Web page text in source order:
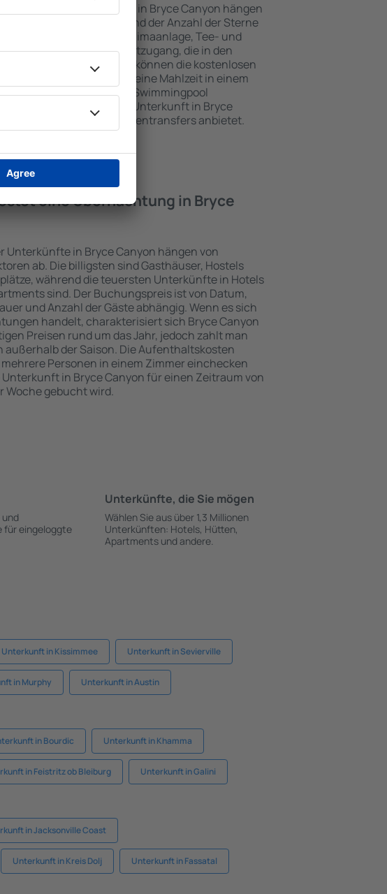
bei Unterkünften in Bryce Canyon hängen
ausgewählten Objekts und der Anzahl der Sterne
Küchenzeile, Balkon, Klimaanlage, Tee- und
Handtücher und Internetzugang, die in den
verfügbar sind. Besucher können die kostenlosen
der Unterkunft benutzen, eine Mahlzeit in einem
oder ein Hotel mit Swimmingpool
können zusätzlich eine Unterkunft in Bryce
die den Gästen Flughafentransfers anbietet.
eine Übernachtung in Bryce
Unterkünfte in Bryce Canyon hängen von
ab. Die billigsten sind Gasthäuser, Hostels
während die teuersten Unterkünfte in Hotels
sind. Der Buchungspreis ist von Datum,
und Anzahl der Gäste abhängig. Wenn es sich
handelt, charakterisiert sich Bryce Canyon
Preisen rund um das Jahr, jedoch zahlt man
außerhalb der Saison. Die Aufenthaltskosten
Personen in einem Zimmer einchecken
in Bryce Canyon für einen Zeitraum von
Woche gebucht wird.
für eingeloggte
Unterkünfte, die Sie mögen
Wählen Sie aus über 1,3 Millionen
Unterkünften: Hotels, Hütten,
Apartments und andere.
Unterkunft in Kissimmee Unterkunft in Sevierville
in Murphy Unterkunft in Austin
in Bourdic Unterkunft in Khamma
in Feistritz ob Bleiburg Unterkunft in Galini
in Jacksonville Coast
Unterkunft in Kreis Dolj Unterkunft in Fassatal